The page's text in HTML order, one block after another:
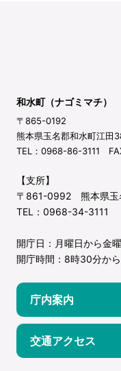
和水町（ナゴミマチ）
〒865-0192
熊本県玉名郡和水町江田
TEL：0968-86-3111
【支所】
〒861-0992 熊本県玉
TEL：0968-34-3111
開庁日：月曜日から金
開庁時間：8時30分か
庁内案内
交通アクセス